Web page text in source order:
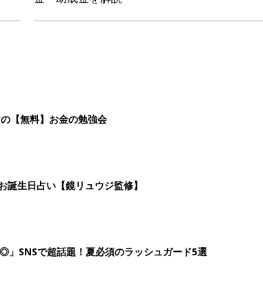
」SNSで超話題！夏必須のラッシュガード5選
5 6 7 >